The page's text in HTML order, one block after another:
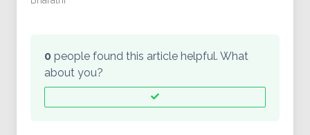
‘நான்’ என்று பெயர்.
இதனை…
0 people found this article helpful. What
about you?